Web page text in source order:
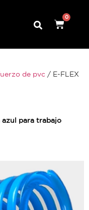
0
de pvc / E-FLEX
azul para trabajo